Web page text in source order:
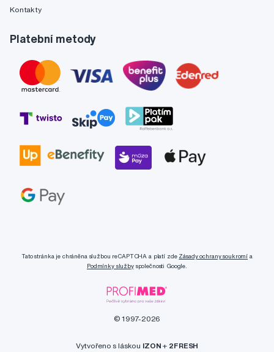
Kontakty
Platební metody
Tato stránka je chráněna službou reCAPTCHA a platí zde Zásady ochrany soukromí a
Podmínky službyspolečnosti Google.
© 1997-2026
Vytvořeno s láskou IZON + 2FRESH